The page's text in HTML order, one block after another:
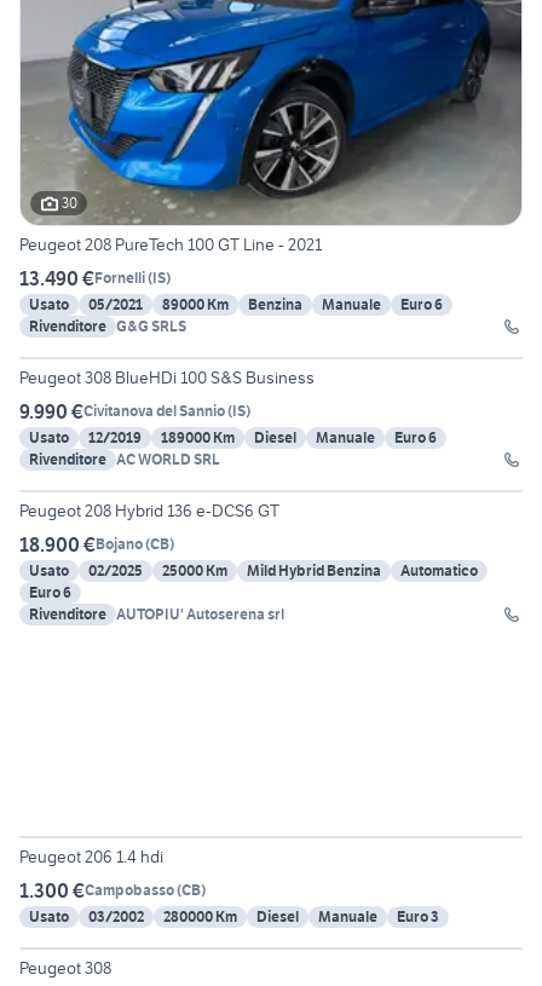
30
Peugeot 208 PureTech 100 GT Line - 2021
13.490 €Fornelli(IS)
Usato
05/2021 89000 Km Benzina Manuale
Euro 6
Rivenditore G&G SRLS
18
Peugeot 308 BlueHDi 100 S&S Business
9.990 €Civitanova del Sannio(IS)
Usato
12/2019 189000 Km Diesel Manuale
Euro 6
Rivenditore AC WORLD SRL
24
Peugeot 208 Hybrid 136 e-DCS6 GT
18.900 €Bojano(CB)
Usato
02/2025 25000 Km Mild Hybrid Benzina
Automatico
Euro 6
Rivenditore AUTOPIU' Autoserena srl
Peugeot 206 1.4 hdi
1.300 €Campobasso(CB)
Usato
03/2002 280000 Km Diesel Manuale Euro 3
6
Peugeot 308